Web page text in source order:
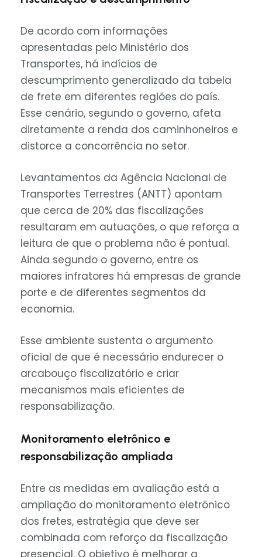
De acordo com informações
apresentadas pelo Ministério dos
Transportes, há indícios de
descumprimento generalizado da tabela
de frete em diferentes regiões do país.
Esse cenário, segundo o governo, afeta
diretamente a renda dos caminhoneiros e
distorce a concorrência no setor.
Levantamentos da Agência Nacional de
Transportes Terrestres (ANTT) apontam
que cerca de 20% das fiscalizações
resultaram em autuações, o que reforça a
leitura de que o problema não é pontual.
Ainda segundo o governo, entre os
maiores infratores há empresas de grande
porte e de diferentes segmentos da
economia.
Esse ambiente sustenta o argumento
oficial de que é necessário endurecer o
arcabouço fiscalizatório e criar
mecanismos mais eficientes de
responsabilização.
Monitoramento eletrônico e
responsabilização ampliada
Entre as medidas em avaliação está a
ampliação do monitoramento eletrônico
dos fretes, estratégia que deve ser
combinada com reforço da fiscalização
presencial. O objetivo é melhorar a